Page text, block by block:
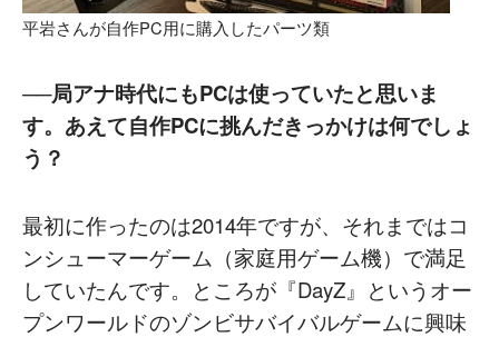
平岩さんが自作PC用に購入したパーツ類
──局アナ時代にもPCは使っていたと思いま
す。あえて自作PCに挑んだきっかけは何でしょ
う？
最初に作ったのは2014年ですが、それまではコ
ンシューマーゲーム（家庭用ゲーム機）で満足
していたんです。ところが『DayZ』というオー
プンワールドのゾンビサバイバルゲームに興味